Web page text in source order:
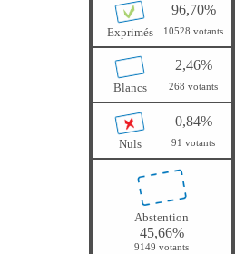
Exprimés
96,70%
10528 votants
Blancs
2,46%
268 votants
Nuls
0,84%
91 votants
Abstention
45,66%
9149 votants